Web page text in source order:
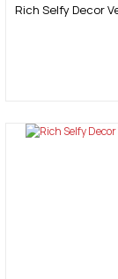
Rich Selfy Decor